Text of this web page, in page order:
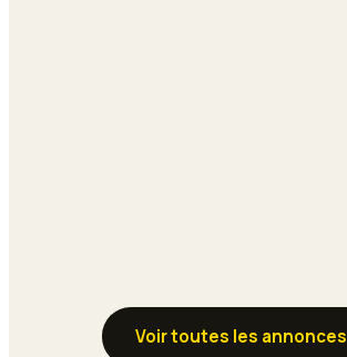
Voir toutes les annonces